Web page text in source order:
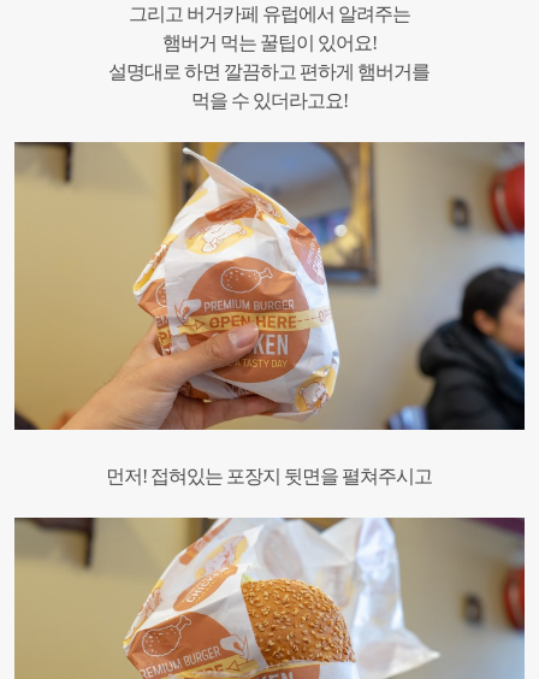
그리고 버거카페 유럽에서 알려주는
햄버거 먹는 꿀팁이 있어요!
설명대로 하면 깔끔하고 편하게 햄버거를
먹을 수 있더라고요!
먼저! 접혀있는 포장지 뒷면을 펼쳐주시고